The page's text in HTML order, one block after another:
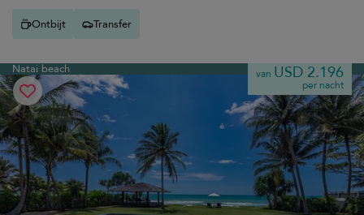
Ontbijt Transfer
Natai beach van USD 2.196
per nacht